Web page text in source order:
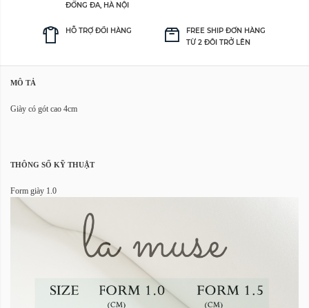
ĐỐNG ĐA, HÀ NỘI
HỖ TRỢ ĐỔI HÀNG
FREE SHIP ĐƠN HÀNG
TỪ 2 ĐÔI TRỞ LÊN
MÔ TẢ
Giày có gót cao 4cm
THÔNG SỐ KỸ THUẬT
Form giày 1.0